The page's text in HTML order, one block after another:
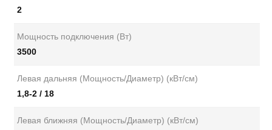
2
Мощность подключения (Вт)
3500
Левая дальняя (Мощность/Диаметр) (кВт/см)
1,8-2 / 18
Левая ближняя (Мощность/Диаметр) (кВт/см)